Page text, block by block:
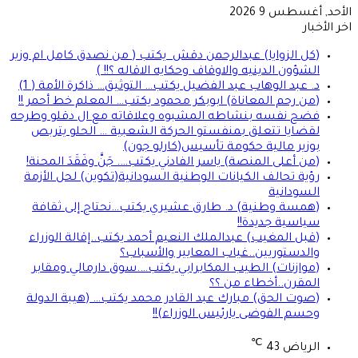
الأحد, أغسطس 9 2026
اخر الأخبار
(كل الزوايا) عبدالرحمن دقش يكتب ( من نصدق كامل ام وزير
الشؤون الدينيه والاوقاف وحكايه الاقاله ؟!! )
د. عبد الوهاب عبد الفضيل يكتب… التوثيق… ذاكرة الأمة ( 1)
(من رحم المعاناة) ابوبكر محمود يكتب… المعلم خط أحمر !!
فضح نفسه بنشاطه المشبوه وعلاقاته مع ال دقلو وطرحه
لقضايا تتعلق بمنفستو الحركة الشعبية … الحلو يتربص
بوزير مالية حكومة تأسيس(كارلو جون)
(من أعلى المنصة) ياسر الفادني يكتب…. جَنَّ وفَقَدَ المحنة!
رؤية تحالف الكيانات الوطنية السودانية(تكوين) لحل الأزمة
السودانية
(همسة وطنية) د. طارق عشيري يكتب…نحتاج إلى ثقافة
سياسية جديدة!!
(قبل المغيب) عبدالملك النعيم أحمد يكتب..إقالة الوزراء
والدستوريين..غياب المعايير والأسباب؟
(موازنات) الطيب المكابرابي يكتب….سوق دارمالي ومقابر
المقرن..أخطاء من ؟؟
(صوت الحق) مبارك عبد القادر محمد يكتب… (هيبة الدولة
وحسم الفوضى يارئيس الوزراء)!!
الرياض 43
℃